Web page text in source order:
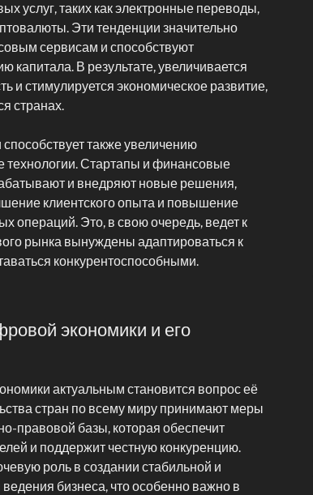
услуг, таких как электронные переводы,
Эти тенденции значительно
сервисам и способствуют
капитала. В результате, увеличивается
и стимулируется экономическое развитие,
странах.
также увеличению
технологии. Стартапы и финансовые
и внедряют новые решения,
клиентского опыта и повышение
операций. Это, в свою очередь, ведет к
рынка вынуждены адаптироваться к
конкурентоспособными.
экономики и его
актуальным становится вопрос её
стран по всему миру принимают меры
правовой базы, которая обеспечит
и поддержит честную конкуренцию.
роль в создании стабильной и
бизнеса, что особенно важно в